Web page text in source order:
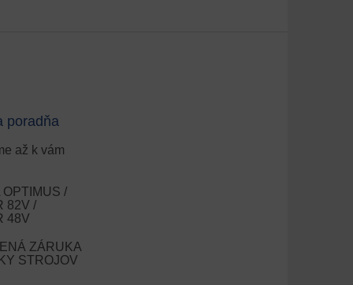
poradňa
až k vám
/
82V /
48V
ZÁRUKA
STROJOV